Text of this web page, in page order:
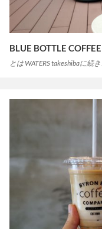
BLUE BOTTLE
とは WATERS takeshibaに続